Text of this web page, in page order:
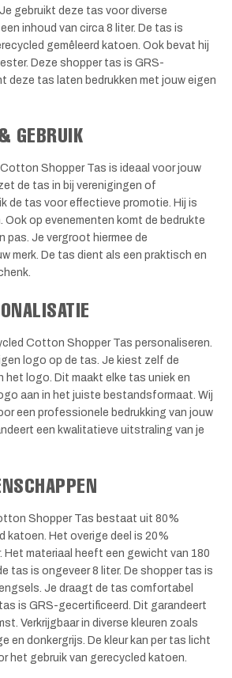
gebruikt deze tas voor diverse
inhoud van circa 8 liter. De tas is
gemêleerd katoen. Ook bevat hij
Deze shopper tas is GRS-
deze tas laten bedrukken met jouw eigen
GEBRUIK
Shopper Tas is ideaal voor jouw
de tas in bij verenigingen of
de tas voor effectieve promotie. Hij is
Ook op evenementen komt de bedrukte
pas. Je vergroot hiermee de
merk. De tas dient als een praktisch en
Cotton Shopper Tas personaliseren.
logo op de tas. Je kiest zelf de
het logo. Dit maakt elke tas uniek en
aan in het juiste bestandsformaat. Wij
een professionele bedrukking van jouw
een kwalitatieve uitstraling van je
Shopper Tas bestaat uit 80%
katoen. Het overige deel is 20%
Het materiaal heeft een gewicht van 180
tas is ongeveer 8 liter. De shopper tas is
Je draagt de tas comfortabel
is GRS-gecertificeerd. Dit garandeert
Verkrijgbaar in diverse kleuren zoals
en donkergrijs. De kleur kan per tas licht
het gebruik van gerecycled katoen.